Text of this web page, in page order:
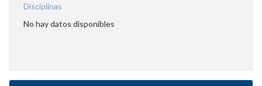
Disciplinas
No hay datos disponibles